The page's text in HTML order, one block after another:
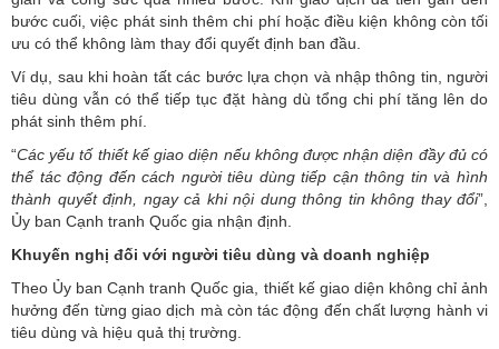
bước cuối, việc phát sinh thêm chi phí hoặc điều kiện không còn tối
ưu có thể không làm thay đổi quyết định ban đầu.
Ví dụ, sau khi hoàn tất các bước lựa chọn và nhập thông tin, người
tiêu dùng vẫn có thể tiếp tục đặt hàng dù tổng chi phí tăng lên do
phát sinh thêm phí.
“Các yếu tố thiết kế giao diện nếu không được nhận diện đầy đủ có
thể tác động đến cách người tiêu dùng tiếp cận thông tin và hình
thành quyết định, ngay cả khi nội dung thông tin không thay đổi”,
Ủy ban Cạnh tranh Quốc gia nhận định.
Khuyến nghị đối với người tiêu dùng và doanh nghiệp
Theo Ủy ban Cạnh tranh Quốc gia, thiết kế giao diện không chỉ ảnh
hưởng đến từng giao dịch mà còn tác động đến chất lượng hành vi
tiêu dùng và hiệu quả thị trường.